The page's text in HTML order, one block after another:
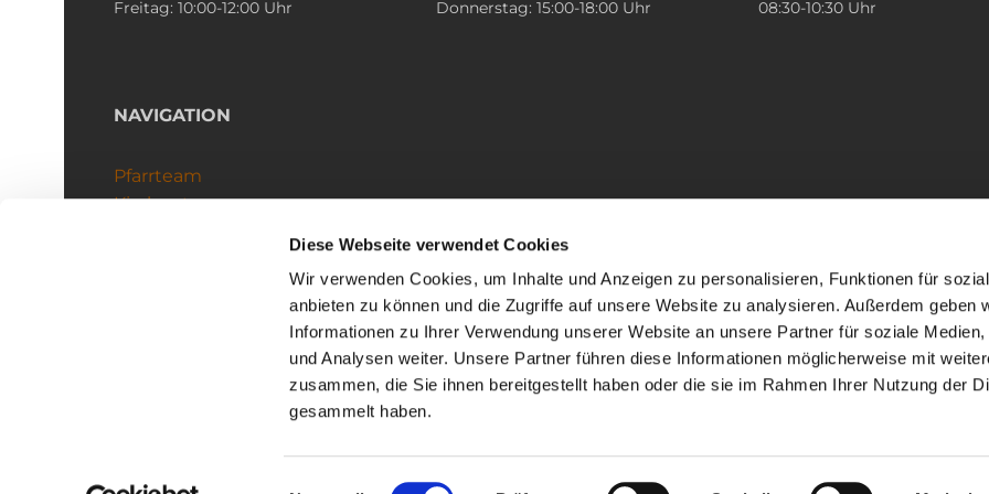
Diese Webseite verwendet Cookies
Wir verwenden Cookies, um Inhalte und Anzeigen zu personalisieren, Funktionen für
anbieten zu können und die Zugriffe auf unsere Website zu analysieren. Außerdem geben
Informationen zu Ihrer Verwendung unserer Website an unsere Partner für soziale Medien,
und Analysen weiter. Unsere Partner führen diese Informationen möglicherweise mit
zusammen, die Sie ihnen bereitgestellt haben oder die sie im Rahmen Ihrer Nutzung der
gesammelt haben.
Einwilligungsauswahl
Freitag: 10:00-12:00 Uhr
Donnerstag: 15:00-18:00 Uhr
08:30-10:30 Uhr
NAVIGATION
Pfarrteam
Kirchenteams
Impressum Datenschutzerklärung ChurchDesk-